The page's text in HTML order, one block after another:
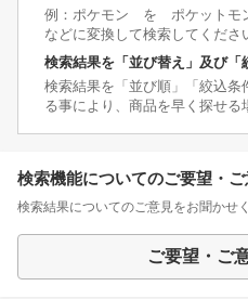
例：ポケモン を ポケットモ
などに変換して検索してくださ
検索結果を「並び替え」及び「
検索結果を「並び順」「絞込
る事により、商品を早く探せる
検索機能についてのご要望・
検索結果についてのご意見をお聞かせ
ご要望・ご